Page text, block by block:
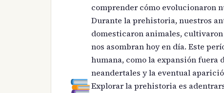
comprender cómo evolucionaron
Durante la prehistoria, nuestros
domesticaron animales,
nos asombran hoy en día. Este
humana, como la expansión fuera
neandertales y la eventual
Explorar la prehistoria es